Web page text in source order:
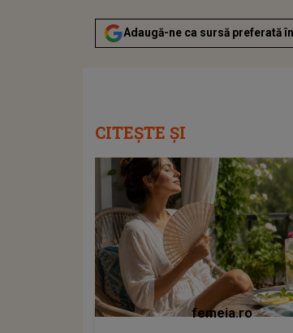
Adaugă-ne ca sursă preferată
CITEȘTE ȘI
femeia.ro